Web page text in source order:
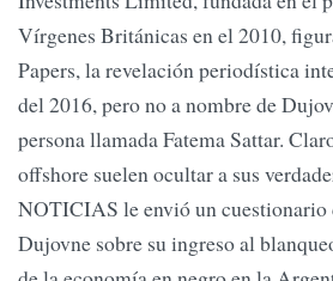
Vírgenes Británicas en el 2010,
Papers, la revelación periodística
del 2016, pero no a nombre de
persona llamada Fatema Sattar.
offshore suelen ocultar a sus
NOTICIAS le envió un cuestionario
Dujovne sobre su ingreso al